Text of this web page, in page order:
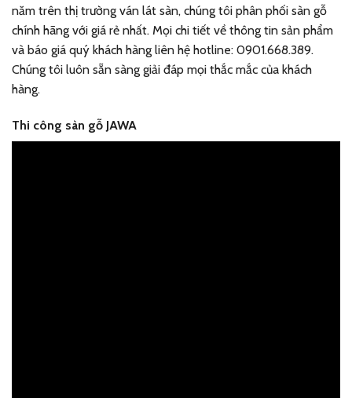
năm trên thị trường ván lát sàn, chúng tôi phân phối sàn gỗ
chính hãng với giá rẻ nhất. Mọi chi tiết về thông tin sản phẩm
và báo giá quý khách hàng liên hệ hotline: 0901.668.389.
Chúng tôi luôn sẵn sàng giải đáp mọi thắc mắc của khách
hàng.
Thi công sàn gỗ JAWA